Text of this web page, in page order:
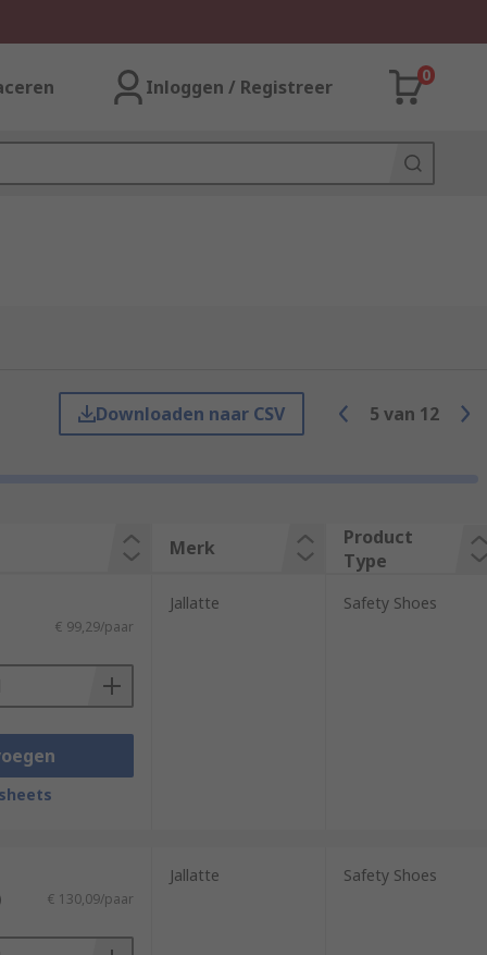
Inloggen / Registreer
0
Downloaden naar CSV 5 van 12
Merk
Product
Type
€ 99,29/paar
Jallatte Safety Shoes
€ 130,09/paar
Jallatte Safety Shoes